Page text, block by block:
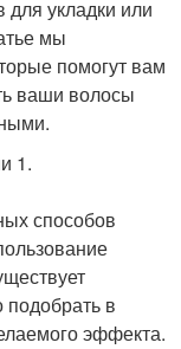
укладки или
мы
помогут вам
ваши волосы
1.
способов
в
эффекта.